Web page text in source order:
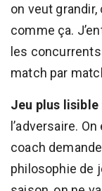
on veut
comme ça.
les
match par
Jeu plus lisible
l’adversaire.
coach
philosophie de